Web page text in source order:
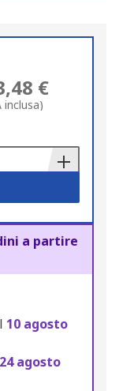
€
inclusa)
a partire
10 agosto
24 agosto